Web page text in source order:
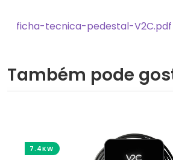
ficha-tecnica-pedestal-V2C.pdf
Também pode
7.4KW